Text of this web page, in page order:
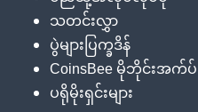
သတင်းလွှာ
ပွဲများပြက္ခဒိန်
CoinsBee မိုဘိုင်းအက်ပ်
ပရိုမိုးရှင်းများ